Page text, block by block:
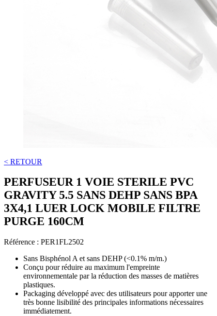
< RETOUR
PERFUSEUR 1 VOIE STERILE PVC
GRAVITY 5.5 SANS DEHP SANS BPA
3X4,1 LUER LOCK MOBILE FILTRE
PURGE 160CM
Référence : PER1FL2502
Sans Bisphénol A et sans DEHP (<0.1% m/m.)
Conçu pour réduire au maximum l'empreinte
environnementale par la réduction des masses de matières
plastiques.
Packaging développé avec des utilisateurs pour apporter une
très bonne lisibilité des principales informations nécessaires
immédiatement.